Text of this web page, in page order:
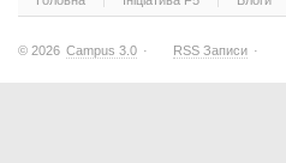
© 2026 Campus 3.0 · RSS Записи ·